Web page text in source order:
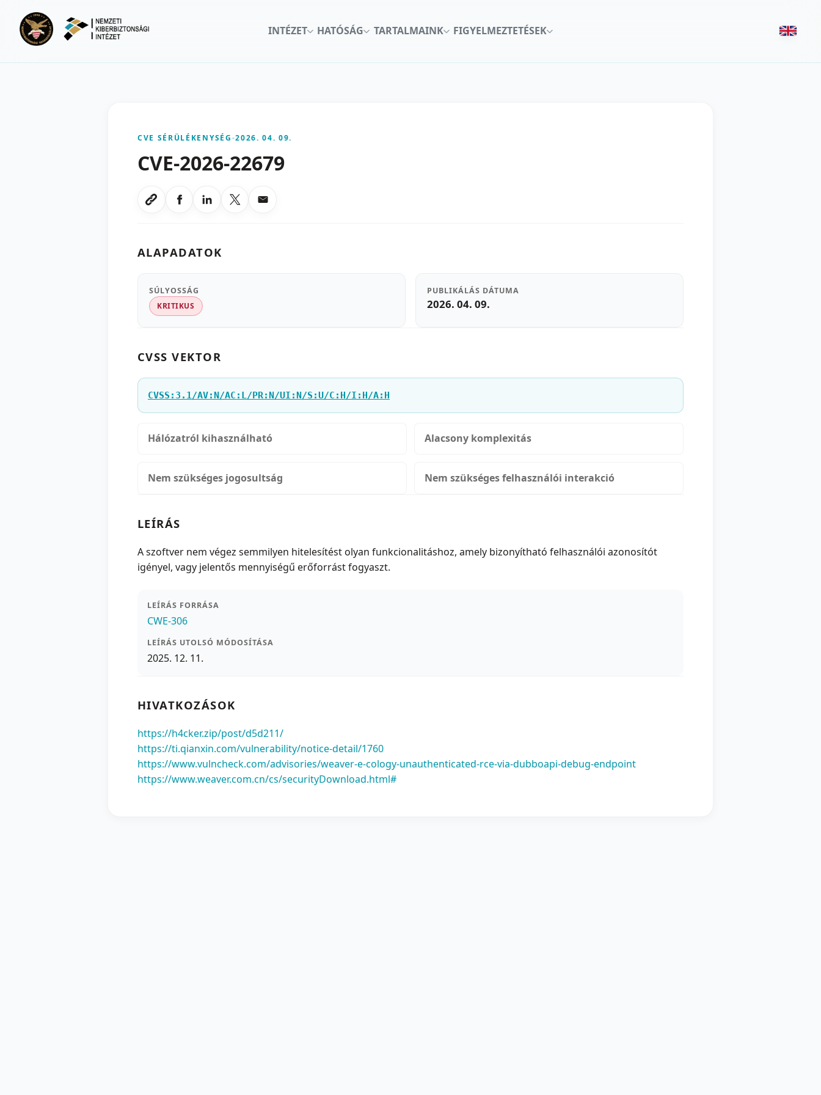
INTÉZET
HATÓSÁG TARTALMAINK FIGYELMEZTETÉSEK
CVE SÉRÜLÉKENYSÉG-2026. 04. 09.
CVE-2026-22679
Link masolasa
Megosztas Facebookon
Megosztas LinkedInen
Megosztas X-en
Megosztas emailben
ALAPADATOK
SÚLYOSSÁG
KRITIKUS
PUBLIKÁLÁS DÁTUMA
2026. 04. 09.
CVSS VEKTOR
CVSS:3.1/AV:N/AC:L/PR:N/UI:N/S:U/C:H/I:H/A:H
Hálózatról kihasználható Alacsony komplexitás
Nem szükséges jogosultság Nem szükséges felhasználói interakció
LEÍRÁS
A szoftver nem végez semmilyen hitelesítést olyan funkcionalitáshoz, amely bizonyítható felhasználói azonosítót
igényel, vagy jelentős mennyiségű erőforrást fogyaszt.
LEÍRÁS FORRÁSA
CWE-306
LEÍRÁS UTOLSÓ MÓDOSÍTÁSA
2025. 12. 11.
HIVATKOZÁSOK
https://h4cker.zip/post/d5d211/
https://ti.qianxin.com/vulnerability/notice-detail/1760
https://www.vulncheck.com/advisories/weaver-e-cology-unauthenticated-rce-via-dubboapi-debug-endpoint
https://www.weaver.com.cn/cs/securityDownload.html#